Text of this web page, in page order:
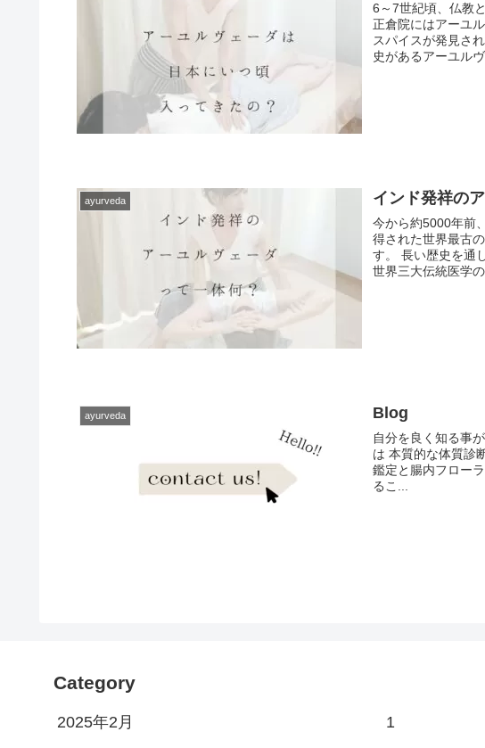
6～7世紀頃、仏教
正倉院にはアーユ
スパイスが発見さ
史があるアーユル
ayurveda インド発祥の
今から約5000年前
得された世界最古
す。 長い歴史を通
世界三大伝統医学の
ayurveda Blog
自分を良く知る事
は 本質的な体質診
鑑定と腸内フロー
るこ...
Category
2025年2月 1